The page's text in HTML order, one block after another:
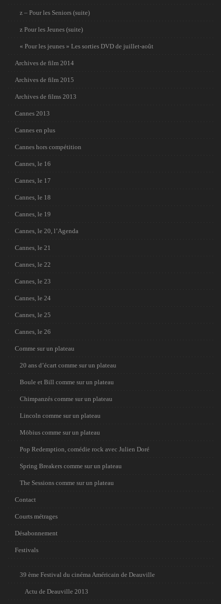
z – Pour les Seniors (suite)
z Pour les Jeunes (suite)
« Pour les jeunes » Les sorties DVD de juillet-août
Archives de film 2014
Archives de film 2015
Archives de films 2013
Cannes 2013
Cannes en plus
Cannes hors compétition
Cannes, le 16
Cannes, le 17
Cannes, le 18
Cannes, le 19
Cannes, le 20, l’Agenda
Cannes, le 21
Cannes, le 22
Cannes, le 23
Cannes, le 24
Cannes, le 25
Cannes, le 26
Comme sur un plateau
20 ans d’écart comme sur un plateau
Boule et Bill comme sur un plateau
Chimpanzés comme sur un plateau
Lincoln comme sur un plateau
Möbius comme sur un plateau
Pop Redemption, comédie rock avec Julien Doré
Spring Breakers comme sur un plateau
The Sessions comme sur un plateau
Contact
Courts métrages
Désabonnement
Festivals
39 ème Festival du cinéma Américain de Deauville
Actu de Deauville 2013